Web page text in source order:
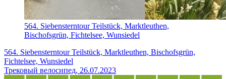
564. Siebensterntour Teilstück, Marktleuthen,
Bischofsgrün, Fichtelsee, Wunsiedel
564. Siebensterntour Teilstück, Marktleuthen, Bischofsgrün,
Fichtelsee, Wunsiedel
Трековый велосипед, 26.07.2023